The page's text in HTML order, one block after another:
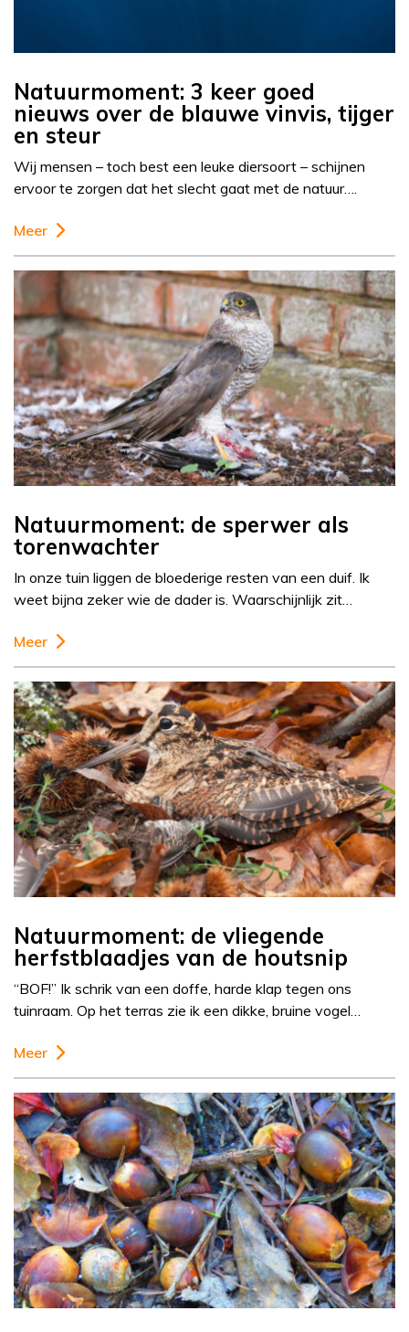
Natuurmoment: 3 keer goed
nieuws over de blauwe vinvis, tijger
en steur
Wij mensen – toch best een leuke diersoort – schijnen
ervoor te zorgen dat het slecht gaat met de natuur….
Meer
Natuurmoment: de sperwer als
torenwachter
In onze tuin liggen de bloederige resten van een duif. Ik
weet bijna zeker wie de dader is. Waarschijnlijk zit…
Meer
Natuurmoment: de vliegende
herfstblaadjes van de houtsnip
“BOF!” Ik schrik van een doffe, harde klap tegen ons
tuinraam. Op het terras zie ik een dikke, bruine vogel…
Meer